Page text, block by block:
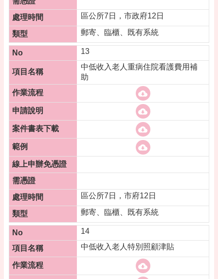
區公所7日，市政府12日
郵寄、臨櫃、既有系統
13
中低收入老人重病住院看護費用補
助
區公所7日，市府12日
郵寄、臨櫃、既有系統
14
中低收入老人特別照顧津貼